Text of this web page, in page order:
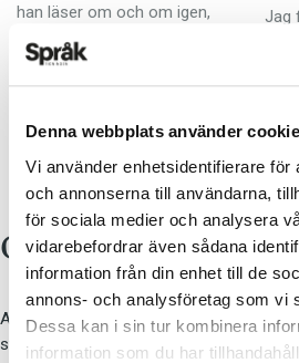
Denna webbplats använder
Vi använder enhetsidentifierare för
och annonserna till användarna,
för sociala medier och analysera
vidarebefordrar även sådana
information från din enhet till de
annons- och analysföretag som vi
Dessa kan i sin tur kombinera
information som du har
han läser om och om igen,
han är en läsare i kvadrat;
han gör om det, om och om
och…
Jag
Om Anders
Anders Bodegård är översättare från
svenska.